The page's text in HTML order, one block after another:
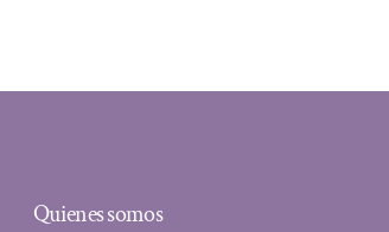
Quienes somos